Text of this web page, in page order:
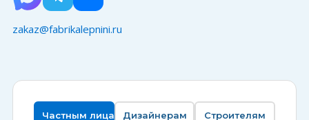
zakaz@fabrikalepnini.ru
Частным лицам Дизайнерам Строителям